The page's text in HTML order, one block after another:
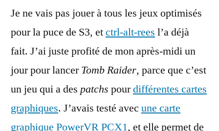
Je ne vais pas jouer à tous les jeux optimisés
pour la puce de S3, etctrl-alt-rees l’a déjà
fait. J’ai juste profité de mon après-midi un
jour pour lancerTomb Raider, parce que c’est
un jeu qui a des patchs pourdifférentes cartes
graphiques. J’avais testé avec une carte
graphique PowerVR PCX1, et elle permet de